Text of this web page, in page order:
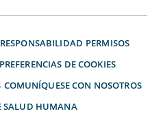
PERMISOS
PREFERENCIAS DE COOKIES
COMUNÍQUESE CON NOSOTROS
SALUD HUMANA